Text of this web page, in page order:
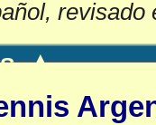
revisado
▲